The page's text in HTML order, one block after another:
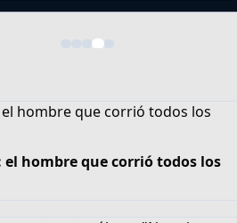
el hombre que corrió todos los